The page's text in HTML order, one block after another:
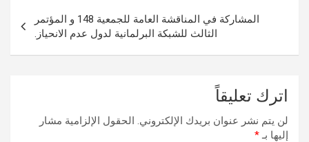
المشاركة في المناقشة العامة للجمعية 148 و المؤتمر
الثالث للشبكة البرلمانية لدول عدم الانحياز.
اترك تعليقاً
لن يتم نشر عنوان بريدك الإلكتروني. الحقول الإلزامية مشار
إليها بـ*